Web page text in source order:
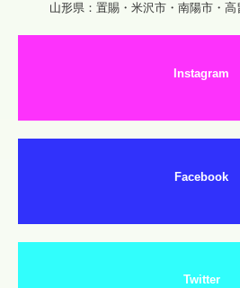
山形県：置賜・米沢市・南陽市・
Instagram
Facebook
Twitter